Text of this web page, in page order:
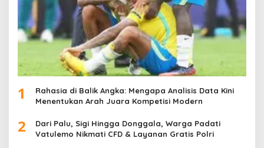
1
Rahasia di Balik Angka: Mengapa Analisis Data Kini
Menentukan Arah Juara Kompetisi Modern
2
Dari Palu, Sigi Hingga Donggala, Warga Padati
Vatulemo Nikmati CFD & Layanan Gratis Polri